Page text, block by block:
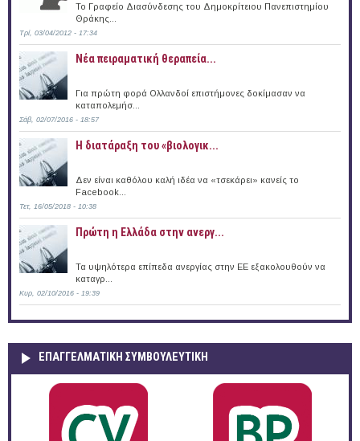
Το Γραφείο Διασύνδεσης του Δημοκρίτειου Πανεπιστημίου
Θράκης...
Τρί, 03/04/2012 - 17:34
Νέα πειραματική θεραπεία...
Για πρώτη φορά Ολλανδοί επιστήμονες δοκίμασαν να
καταπολεμήσ...
Σάβ, 02/07/2016 - 18:57
Η διατάραξη του «βιολογικ...
Δεν είναι καθόλου καλή ιδέα να «τσεκάρει» κανείς το
Facebook...
Τετ, 16/05/2018 - 10:38
Πρώτη η Ελλάδα στην ανεργ...
Τα υψηλότερα επίπεδα ανεργίας στην ΕΕ εξακολουθούν να
καταγρ...
Κυρ, 02/10/2016 - 19:39
ΕΠΑΓΓΕΛΜΑΤΙΚΉ ΣΥΜΒΟΥΛΕΥΤΙΚΉ